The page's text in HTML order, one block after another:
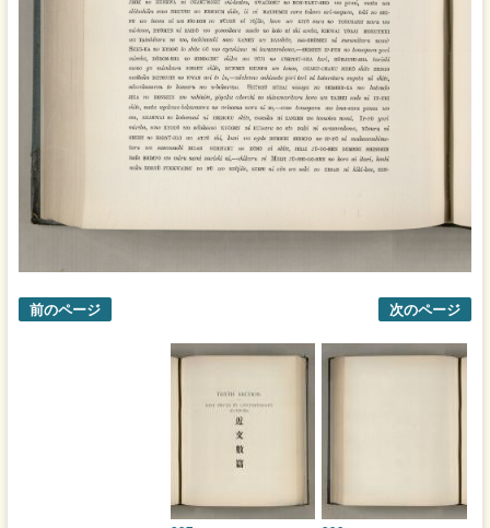
次のページ
前のページ